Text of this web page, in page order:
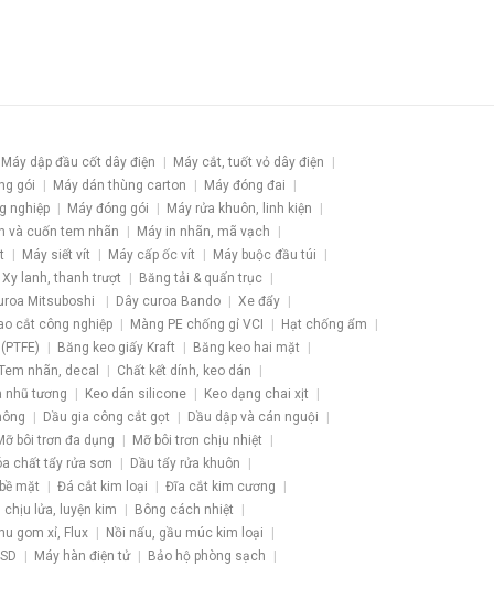
Máy dập đầu cốt dây điện
Máy cắt, tuốt vỏ dây điện
gói
Máy dán thùng carton
Máy đóng đai
nghiệp
Máy đóng gói
Máy rửa khuôn, linh kiện
và cuốn tem nhãn
Máy in nhãn, mã vạch
Máy siết vít Máy cấp ốc vít
Máy buộc đầu túi
Xy lanh, thanh trượt
Băng tải & quấn trục
Mitsuboshi
Dây curoa Bando
Xe đẩy
cắt công nghiệp
Màng PE chống gỉ VCI
Hạt chống ẩm
Băng keo giấy Kraft
Băng keo hai mặt
nhãn, decal
Chất kết dính, keo dán
nhũ tương
Keo dán silicone
Keo dạng chai xịt
Dầu gia công cắt gọt
Dầu dập và cán nguội
bôi trơn đa dụng
Mỡ bôi trơn chịu nhiệt
chất tẩy rửa sơn
Dầu tẩy rửa khuôn
mặt
Đá cắt kim loại
Đĩa cắt kim cương
chịu lửa, luyện kim
Bông cách nhiệt
gom xỉ, Flux
Nồi nấu, gầu múc kim loại
Máy hàn điện tử Bảo hộ phòng sạch